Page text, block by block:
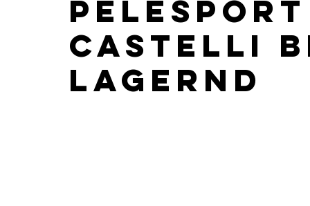
pelesport
Castelli
lagernd